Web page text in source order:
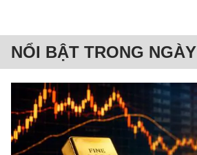
NỔI BẬT TRONG NGÀY